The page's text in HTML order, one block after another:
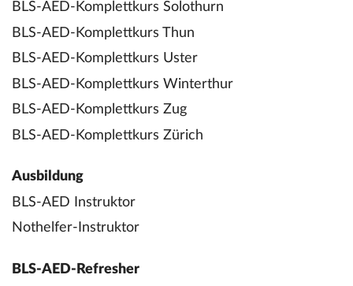
BLS-AED-Komplettkurs Solothurn
BLS-AED-Komplettkurs Thun
BLS-AED-Komplettkurs Uster
BLS-AED-Komplettkurs Winterthur
BLS-AED-Komplettkurs Zug
BLS-AED-Komplettkurs Zürich
Ausbildung
BLS-AED Instruktor
Nothelfer-Instruktor
BLS-AED-Refresher